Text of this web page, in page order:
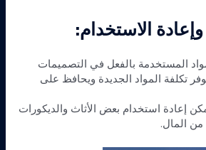
الاستخدام:
المستخدمة بالفعل في التصميمات
تكلفة المواد الجديدة ويحافظ على
إعادة استخدام بعض الأثاث والديكورات
من المال.